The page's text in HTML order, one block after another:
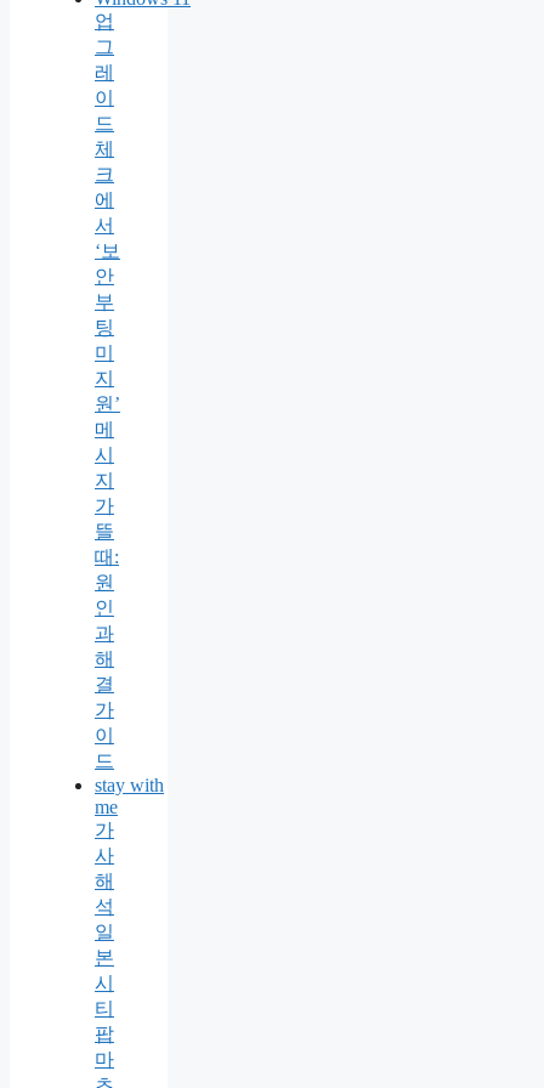
업
그
레
이
드
체
크
에
서
‘보
안
부
팅
미
지
원’
메
시
지
가
뜰
때:
원
인
과
해
결
가
이
드
stay with
me
가
사
해
석
일
본
시
티
팝
마